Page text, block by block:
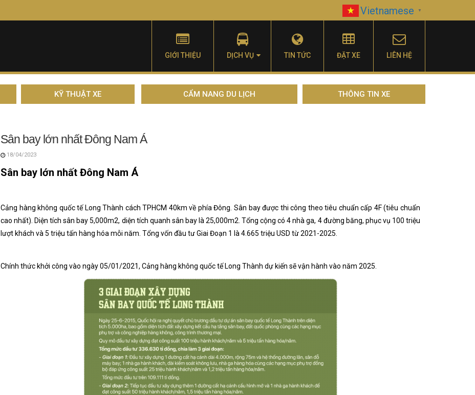
Vietnamese ▼
GIỚI THIỆU DỊCH VỤ TIN TỨC ĐẶT XE LIÊN HỆ
KỸ THUẬT XE CẨM NANG DU LỊCH THÔNG TIN XE
Sân bay lớn nhất Đông Nam Á
18/04/2023
Sân bay lớn nhất Đông Nam Á
Cảng hàng không quốc tế Long Thành cách TPHCM 40km về phía Đông. Sân bay được thi công theo tiêu chuẩn cấp 4F (tiêu chuẩn
cao nhất). Diện tích sân bay 5,000m2, diện tích quanh sân bay là 25,000m2. Tổng cộng có 4 nhà ga, 4 đường băng, phục vụ 100 triệu
lượt khách và 5 triệu tấn hàng hóa mỗi năm. Tổng vốn đầu tư Giai Đoạn 1 là 4.665 triệu USD từ 2021-2025.
Chính thức khởi công vào ngày 05/01/2021, Cảng hàng không quốc tế Long Thành dự kiến sẽ vận hành vào năm 2025.